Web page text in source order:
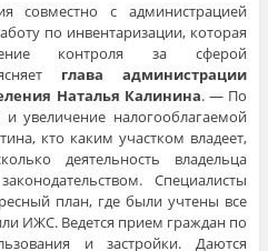
совместно с администрацией
по инвентаризации, которая
контроля за сферой
глава администрации
Наталья Калинина. — По
увеличение налогооблагаемой
кто каким участком владеет,
деятельность владельца
Специалисты
план, где были учтены все
ИЖС. Ведется прием граждан по
и застройки. Даются